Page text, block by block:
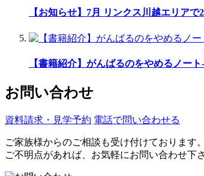
【お知らせ】7月 リンクス川越エリアで
【書籍紹介】がんばるのをやめるノー
お問い合わせ
資料請求・見学予約 電話で問い合わせる
ご家族様からのご相談も受け付けております。
ご不明点があれば、お気軽にお問い合わせ下さ